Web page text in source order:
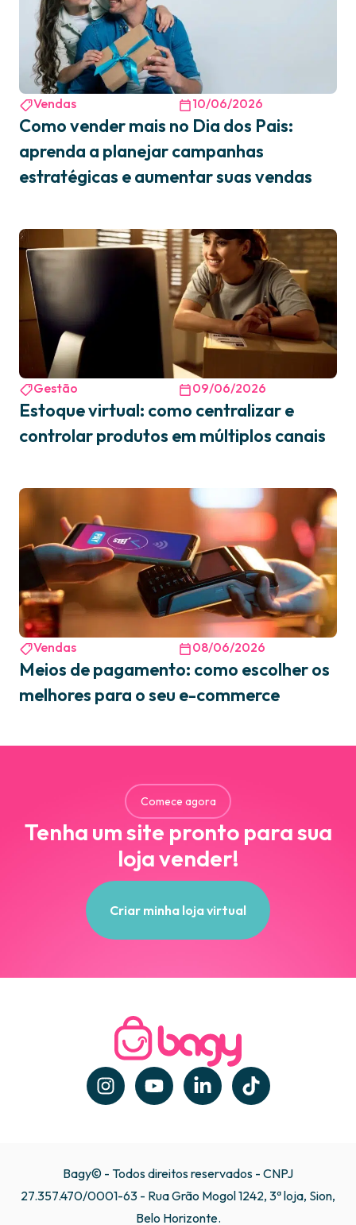
Vendas 10/06/2026
Como vender mais no Dia dos Pais:
aprenda a planejar campanhas
estratégicas e aumentar suas vendas
Gestão 09/06/2026
Estoque virtual: como centralizar e
controlar produtos em múltiplos canais
Vendas 08/06/2026
Meios de pagamento: como escolher os
melhores para o seu e-commerce
Comece agora
Tenha um site pronto para sua
loja vender!
Criar minha loja virtual
Bagy© - Todos direitos reservados - CNPJ
27.357.470/0001-63 - Rua Grão Mogol 1242, 3ª loja, Sion,
Belo Horizonte.